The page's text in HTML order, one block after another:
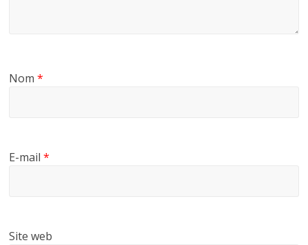
Nom*
E-mail*
Site web